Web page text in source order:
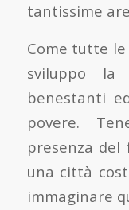
tantissime
Come tutte
sviluppo
benestanti
povere.
presenza
una città
immaginare